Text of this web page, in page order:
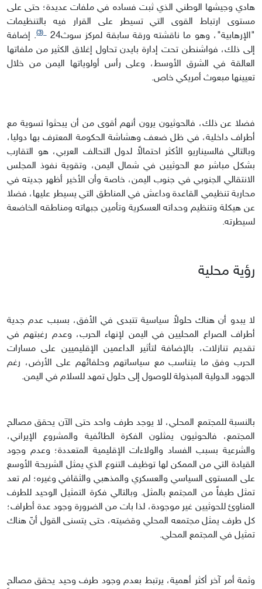
هادي وجيشها الوطني الذي ثبت فساده في ملفات عديدة؛ حتى على
مستوى ارتباط القوى التي تسيطر على القرار فيه بالتنظيمات
"الإرهابية"، وهو ما ناقشته ورقة سابقة لمركز سوث24
(3)
. إضافة
إلى ذلك، فواشنطن تحت إدارة بايدن تحاول إغلاق الكثير من ملفاتها
العالقة في الشرق الأوسط، وعلى رأس أولوياتها اليمن من خلال
تعيينها مبعوث أمريكي خاص.
فضلا عن ذلك، فالحوثيون يرون أنهم أقوى من أن يبحثوا تسوية مع
أطراف داخلية، في ظل ضعف وهشاشة الحكومة المعترف بها دوليا،
وبالتالي فالسيناريو الأكثر احتمالاً لدول التحالف العربي، هو التقارب
بشكل مباشر مع الحوثيين في شمال اليمن، وتقوية نفوذ المجلس
الانتقالي الجنوبي في جنوب اليمن، خاصة وأن الأخير أظهر جديته في
محاربة تنظيمي القاعدة وداعش في المناطق التي يسيطر عليها، فضلا
عن هيكلة وتنظيم وحداته العسكرية وتأمين جبهاته ومناطقه الخاضعة
لسيطرته.
رؤية محلية
لا يبدو أن هناك حلولاً سياسية تتبدى في الأفق، بسبب عدم جدية
أطراف الصراع المحليين في اليمن لإنهاء الحرب، وعدم رغبتهم في
تقديم تنازلات، بالإضافة لتأثير الداعمين الإقليميين على مسارات
الحرب وفق ما يتناسب مع سياساتهم وحلفائهم على الأرض، رغم
الجهود الدولية المبذولة للوصول إلى حلول تمهد للسلام في اليمن.
بالنسبة للمجتمع المحلي، لا يوجد طرف واحد حتى الآن يحقق مصالح
المجتمع، فالحوثيون يمثلون الفكرة الطائفية والمشروع الإيراني،
والشرعية بسبب الفساد والولاءات الإقليمية المتعددة؛ وعدم وجود
القيادة التي من الممكن لها توظيف التنوع الذي يمثل الشريحة الأوسع
على المستوى السياسي والعسكري والمذهبي والثقافي وغيره؛ لم تعد
تمثل طيفاً من المجتمع بالمثل. وبالتالي فكرة التمثيل الوحيد للطرف
المناوئ للحوثيين غير موجودة، لذا بات من الضرورة وجود عدة أطراف؛
كل طرف يمثل مجتمعه المحلي وقضيته، حتى يتسنى القول أنّ هناك
تمثيل في المجتمع المحلي.
وثمة أمر آخر أكثر أهمية، يرتبط بعدم وجود طرف وحيد يحقق مصالح